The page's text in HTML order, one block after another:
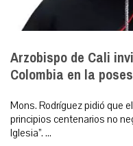
Arzobispo de Cali
Colombia en la
Mons. Rodríguez pidió que
principios centenarios no
Iglesia”. ...